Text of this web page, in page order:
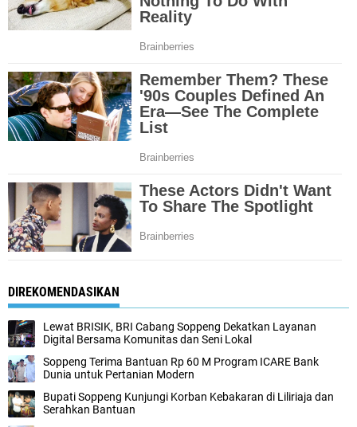
DIREKOMENDASIKAN
Lewat BRISIK, BRI Cabang Soppeng Dekatkan Layanan
Digital Bersama Komunitas dan Seni Lokal
Soppeng Terima Bantuan Rp 60 M Program ICARE Bank
Dunia untuk Pertanian Modern
Bupati Soppeng Kunjungi Korban Kebakaran di Liliriaja dan
Serahkan Bantuan